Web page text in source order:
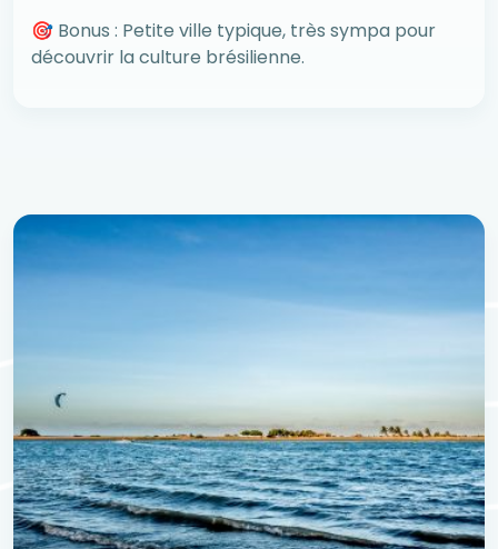
🎯 Bonus : Petite ville typique, très sympa pour
découvrir la culture brésilienne.